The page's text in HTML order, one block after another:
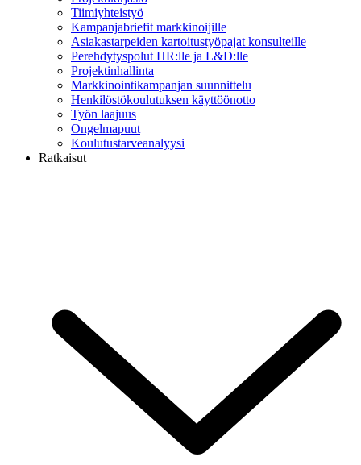
Tiimiyhteistyö
Kampanjabriefit markkinoijille
Asiakastarpeiden kartoitustyöpajat konsulteille
Perehdytyspolut HR:lle ja L&D:lle
Projektinhallinta
Markkinointikampanjan suunnittelu
Henkilöstökoulutuksen käyttöönotto
Työn laajuus
Ongelmapuut
Koulutustarveanalyysi
Ratkaisut